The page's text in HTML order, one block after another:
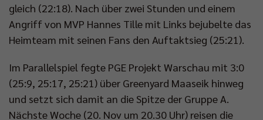
gleich (22:18). Nach über zwei Stunden und einem
Angriff von MVP Hannes Tille mit Links bejubelte das
Heimteam mit seinen Fans den Auftaktsieg (25:21).
Im Parallelspiel fegte PGE Projekt Warschau mit 3:0
(25:9, 25:17, 25:21) über Greenyard Maaseik hinweg
und setzt sich damit an die Spitze der Gruppe A.
Nächste Woche (20. Nov um 20.30 Uhr) reisen die